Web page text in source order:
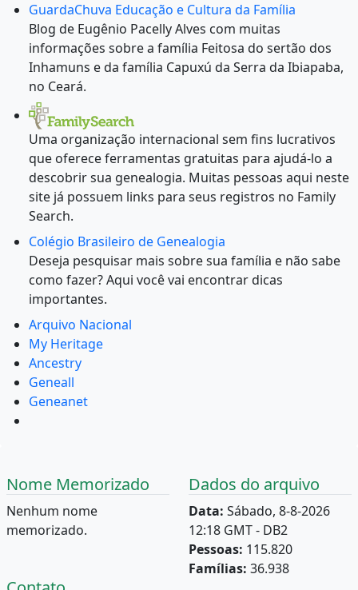
GuardaChuva Educação e Cultura da Família
Blog de Eugênio Pacelly Alves com muitas
informações sobre a família Feitosa do sertão dos
Inhamuns e da família Capuxú da Serra da Ibiapaba,
no Ceará.
Uma organização internacional sem fins lucrativos
que oferece ferramentas gratuitas para ajudá-lo a
descobrir sua genealogia. Muitas pessoas aqui neste
site já possuem links para seus registros no Family
Search.
Colégio Brasileiro de Genealogia
Deseja pesquisar mais sobre sua família e não sabe
como fazer? Aqui você vai encontrar dicas
importantes.
Arquivo Nacional
My Heritage
Ancestry
Geneall
Geneanet
Nome Memorizado
Nenhum nome
memorizado.
Dados do arquivo
Data: Sábado, 8-8-2026
12:18 GMT - DB2
Pessoas: 115.820
Famílias: 36.938